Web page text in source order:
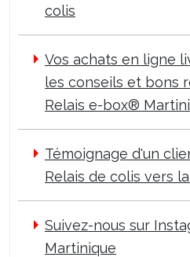
colis
Vos achats en ligne
les conseils et bons
Relais e-box®
Témoignage d'un
Relais de colis vers
Suivez-nous sur
Martinique